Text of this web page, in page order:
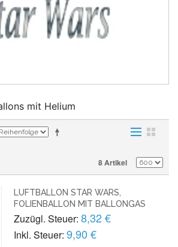
mit Helium
8 Artikel
LUFTBALLON STAR WARS,
FOLIENBALLON MIT BALLONGAS
Zuzügl. Steuer: 8,32 €
Inkl. Steuer: 9,90 €